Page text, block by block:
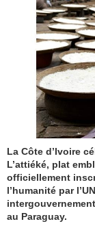
La Côte d’Ivoire
L’attiéké, plat
officiellement
l’humanité par
au Paraguay.